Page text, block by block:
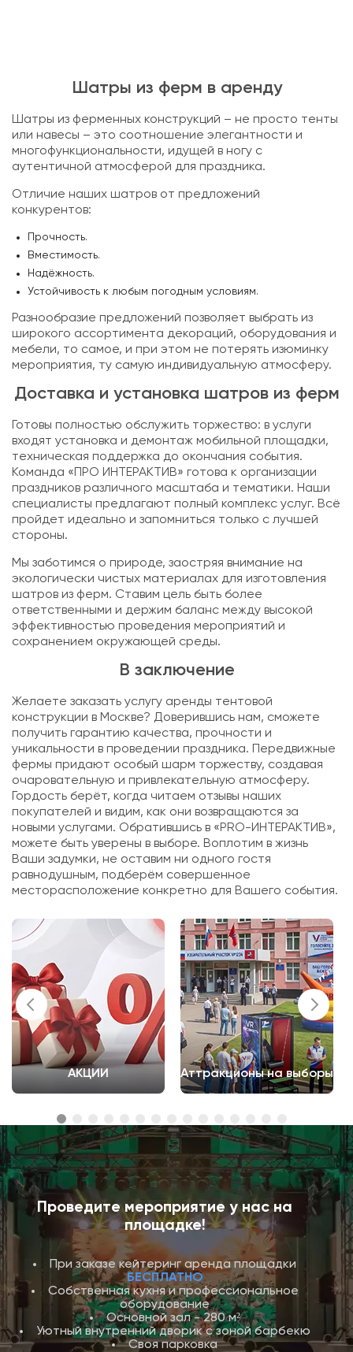
Шатры из ферм в аренду
Шатры из ферменных конструкций – не просто тенты
или навесы – это соотношение элегантности и
многофункциональности, идущей в ногу с
аутентичной атмосферой для праздника.
Отличие наших шатров от предложений
конкурентов:
Прочность.
Вместимость.
Надёжность.
Устойчивость к любым погодным условиям.
Разнообразие предложений позволяет выбрать из
широкого ассортимента декораций, оборудования и
мебели, то самое, и при этом не потерять изюминку
мероприятия, ту самую индивидуальную атмосферу.
Доставка и установка шатров из ферм
Готовы полностью обслужить торжество: в услуги
входят установка и демонтаж мобильной площадки,
техническая поддержка до окончания события.
Команда «ПРО ИНТЕРАКТИВ» готова к организации
праздников различного масштаба и тематики. Наши
специалисты предлагают полный комплекс услуг. Всё
пройдет идеально и запомниться только с лучшей
стороны.
Мы заботимся о природе, заостряя внимание на
экологически чистых материалах для изготовления
шатров из ферм. Ставим цель быть более
ответственными и держим баланс между высокой
эффективностью проведения мероприятий и
сохранением окружающей среды.
В заключение
Желаете заказать услугу аренды тентовой
конструкции в Москве? Доверившись нам, сможете
получить гарантию качества, прочности и
уникальности в проведении праздника. Передвижные
фермы придают особый шарм торжеству, создавая
очаровательную и привлекательную атмосферу.
Гордость берёт, когда читаем отзывы наших
покупателей и видим, как они возвращаются за
новыми услугами. Обратившись в «PRO-ИНТЕРАКТИВ»,
можете быть уверены в выборе. Воплотим в жизнь
Ваши задумки, не оставим ни одного гостя
равнодушным, подберём совершенное
месторасположение конкретно для Вашего события.
АКЦИИ Аттракционы на выборы
Проведите мероприятие у нас на
площадке!
При заказе кейтеринг аренда площадки
БЕСПЛАТНО
Собственная кухня и профессиональное
оборудование
Основной зал - 280 м²
Уютный внутренний дворик с зоной барбекю
Своя парковка